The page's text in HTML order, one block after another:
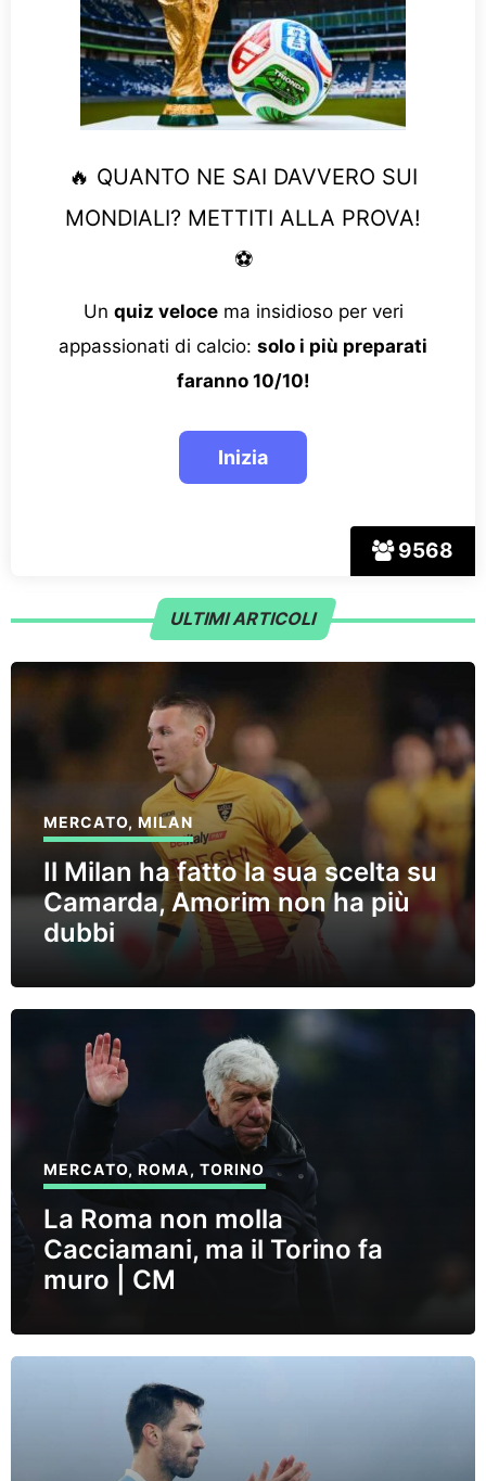
9568
🔥 QUANTO NE SAI DAVVERO SUI
MONDIALI? METTITI ALLA PROVA!
⚽
Un quiz velocema insidioso per veri
appassionati di calcio: solo i più preparati
faranno 10/10!
ULTIMI ARTICOLI
MERCATO,MILAN
Il Milan ha fatto la sua scelta su
Camarda, Amorim non ha più
dubbi
MERCATO,ROMA, TORINO
La Roma non molla
Cacciamani, ma il Torino fa
muro | CM